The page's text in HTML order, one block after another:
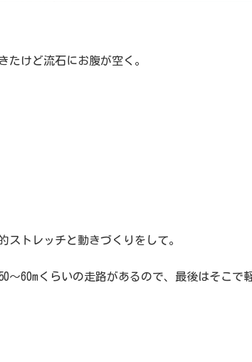
たけど流石にお腹が空く。
ストレッチと動きづくりをして。
〜60mくらいの走路があるので、最後はそこで